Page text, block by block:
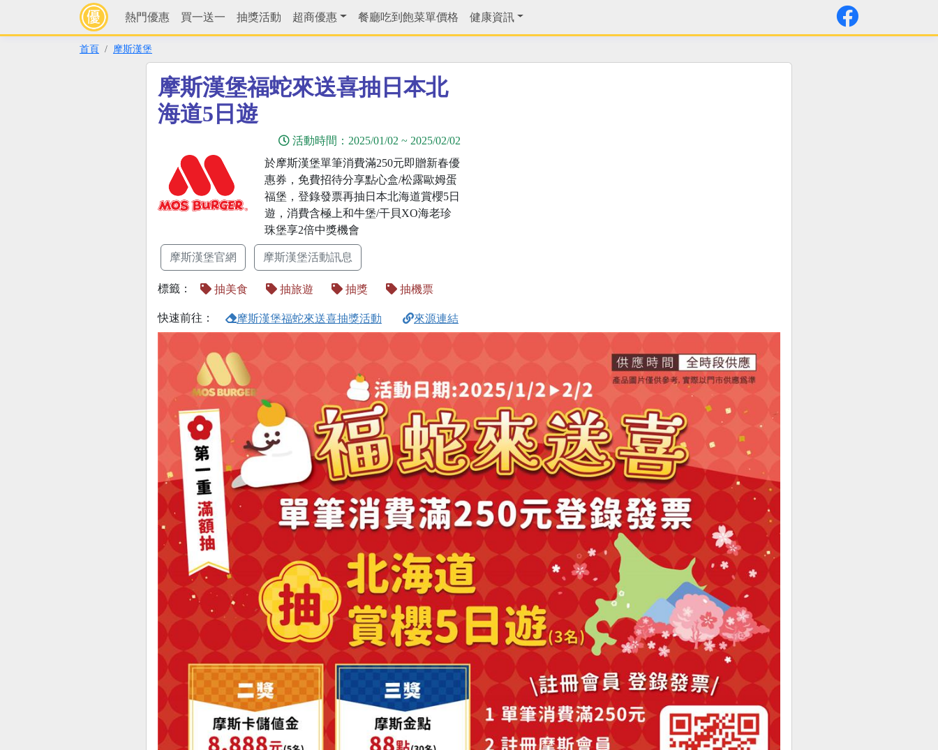
熱門優惠 買一送一 抽獎活動 超商優惠 餐廳吃到飽菜單價格 健康資訊
首頁 摩斯漢堡
摩斯漢堡福蛇來送喜抽日本北
海道5日遊
活動時間： 2025/01/02 ~ 2025/02/02
於摩斯漢堡單筆消費滿250元即贈新春優
惠券，免費招待分享點心盒/松露歐姆蛋
福堡，登錄發票再抽日本北海道賞櫻5日
遊，消費含極上和牛堡/干貝XO海老珍
珠堡享2倍中獎機會
摩斯漢堡官網 摩斯漢堡活動訊息
標籤： 抽美食 抽旅遊 抽獎 抽機票
快速前往： 摩斯漢堡福蛇來送喜抽獎活動 來源連結